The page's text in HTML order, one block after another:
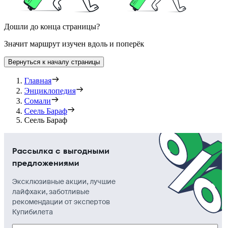
Дошли до конца страницы?
Значит маршрут изучен вдоль и поперёк
Вернуться к началу страницы
Главная
Энциклопедия
Сомали
Сеель Бараф
Сеель Бараф
Рассылка с выгодными
предложениями
Эксклюзивные акции, лучшие
лайфхаки, заботливые
рекомендации от экспертов
Купибилета